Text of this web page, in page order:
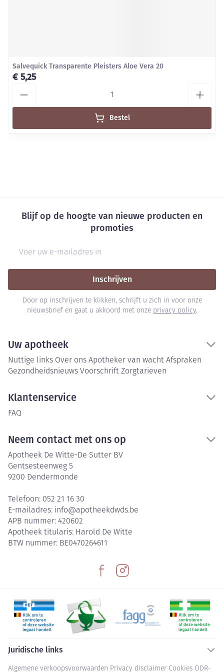
Salvequick Transparente Pleisters Aloe Vera 20
€ 5,25
Bestel
Blijf op de hoogte van nieuwe producten en
promoties
Inschrijven
Door op inschrijven te klikken, schrijft u zich in voor onze
nieuwsbrief en gaat u akkoord met onze privacy policy.
Uw apotheek
Nuttige links Over ons Apotheker van wacht Afspraken
Gezondheidsnieuws Voorschrift Zorgtarieven
Klantenservice
FAQ
Neem contact met ons op
Apotheek De Witte-De Sutter BV
Gentsesteenweg 5
9200 Dendermonde
Telefoon: 052 21 16 30
E-mailadres: info@apotheekdwds.be
APB nummer: 420602
Apotheek titularis: Harold De Witte
BTW nummer: BE0470264611
Juridische links
Algemene verkoopsvoorwaarden Privacy disclaimer Cookies ODR-